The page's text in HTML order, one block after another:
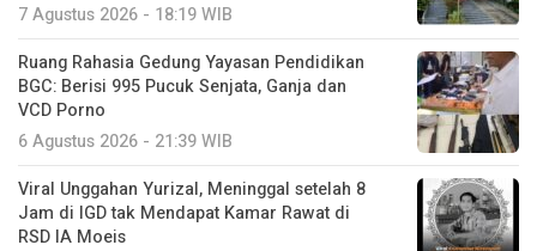
7 Agustus 2026 - 18:19 WIB
Ruang Rahasia Gedung Yayasan Pendidikan
BGC: Berisi 995 Pucuk Senjata, Ganja dan
VCD Porno
6 Agustus 2026 - 21:39 WIB
Viral Unggahan Yurizal, Meninggal setelah 8
Jam di IGD tak Mendapat Kamar Rawat di
RSD IA Moeis